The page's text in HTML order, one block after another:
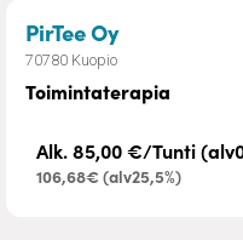
PirTee Oy–
70780 Kuopio
Toimintaterapia
Alk. 85,00 €/Tunti
106,68€ (alv25,5%)